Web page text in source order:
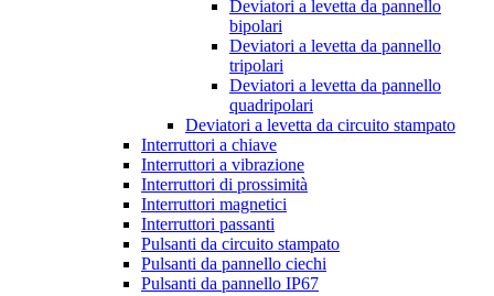
Deviatori a levetta da pannello
bipolari
Deviatori a levetta da pannello
tripolari
Deviatori a levetta da pannello
quadripolari
Deviatori a levetta da circuito stampato
Interruttori a chiave
Interruttori a vibrazione
Interruttori di prossimità
Interruttori magnetici
Interruttori passanti
Pulsanti da circuito stampato
Pulsanti da pannello ciechi
Pulsanti da pannello IP67